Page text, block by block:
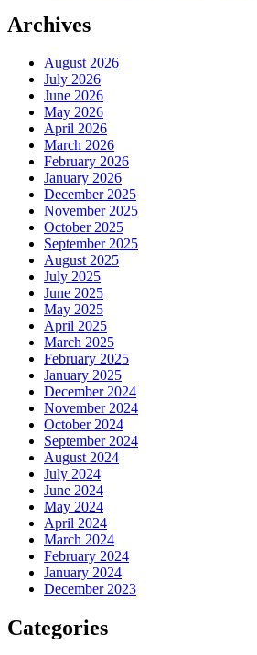
Archives
August 2026
July 2026
June 2026
May 2026
April 2026
March 2026
February 2026
January 2026
December 2025
November 2025
October 2025
September 2025
August 2025
July 2025
June 2025
May 2025
April 2025
March 2025
February 2025
January 2025
December 2024
November 2024
October 2024
September 2024
August 2024
July 2024
June 2024
May 2024
April 2024
March 2024
February 2024
January 2024
December 2023
Categories